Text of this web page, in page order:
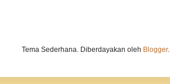
Tema Sederhana. Diberdayakan oleh Blogger.